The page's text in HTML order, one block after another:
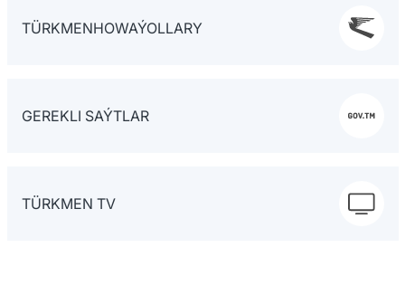
TÜRKMENHOWAÝOLLARY
GEREKLI SAÝTLAR
TÜRKMEN TV